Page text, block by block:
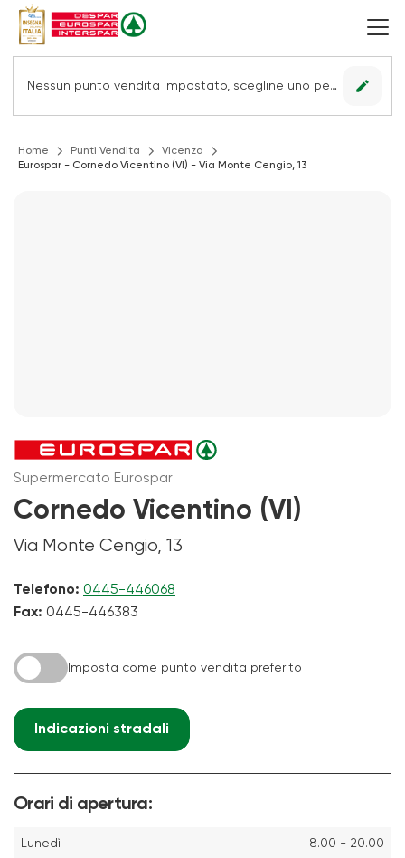
Nessun punto vendita impostato, scegline uno per vedere le offerte. edit
Home Punti Vendita
Vicenza
Eurospar - Cornedo Vicentino (VI) - Via Monte Cengio, 13
Supermercato Eurospar
Cornedo Vicentino (VI)
Via Monte Cengio, 13
Telefono: 0445-446068
Fax: 0445-446383
Imposta come punto vendita preferito
Indicazioni stradali
Orari di apertura:
Lunedì 8.00 - 20.00